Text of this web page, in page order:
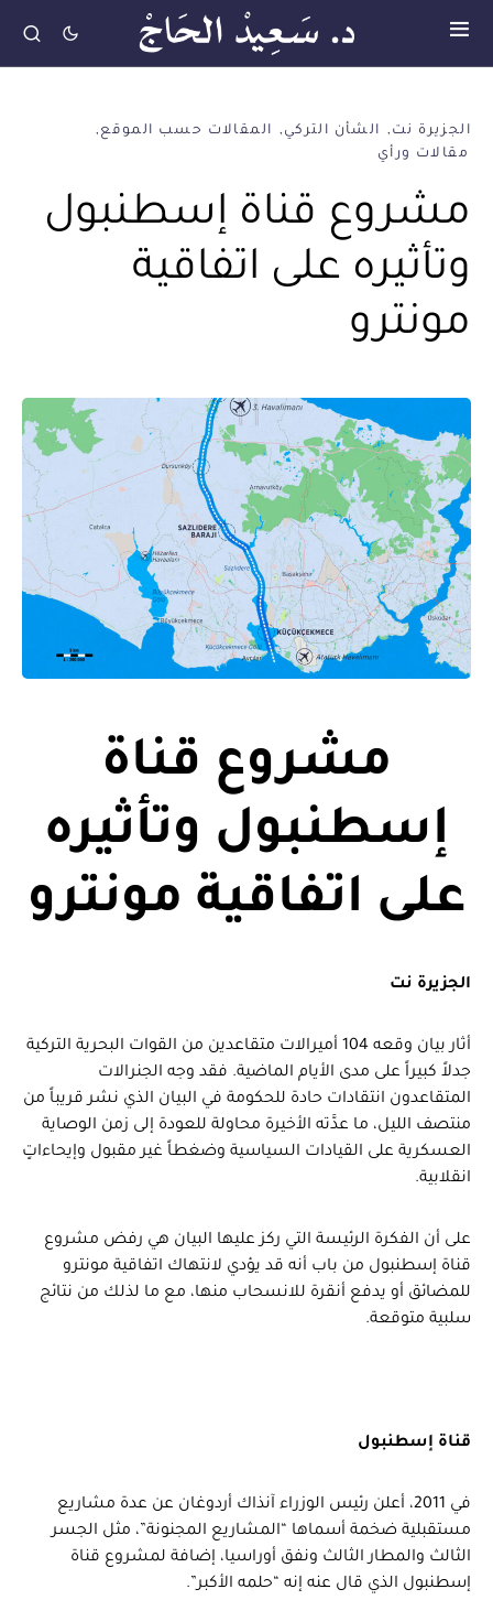
الجزيرة نت الشأن التركي
المقالات حسب الموقع
مقالات ورأي
مشروع قناة إسطنبول
وتأثيره على اتفاقية
مونترو
مشروع قناة
إسطنبول وتأثيره
على اتفاقية مونترو
الجزيرة نت
أثار بيان وقعه 104 أميرالات متقاعدين من القوات البحرية التركية
جدلاً كبيراً على مدى الأيام الماضية. فقد وجه الجنرالات
المتقاعدون انتقادات حادة للحكومة في البيان الذي نشر قريباً من
منتصف الليل، ما عدَّته الأخيرة محاولة للعودة إلى زمن الوصاية
العسكرية على القيادات السياسية وضغطاً غير مقبول وإيحاءاتٍ
انقلابية.
على أن الفكرة الرئيسة التي ركز عليها البيان هي رفض مشروع
قناة إسطنبول من باب أنه قد يؤدي لانتهاك اتفاقية مونترو
للمضائق أو يدفع أنقرة للانسحاب منها، مع ما لذلك من نتائج
سلبية متوقعة.
قناة إسطنبول
في 2011، أعلن رئيس الوزراء آنذاك أردوغان عن عدة مشاريع
مستقبلية ضخمة أسماها “المشاريع المجنونة”، مثل الجسر
الثالث والمطار الثالث ونفق أوراسيا، إضافة لمشروع قناة
إسطنبول الذي قال عنه إنه “حلمه الأكبر”.